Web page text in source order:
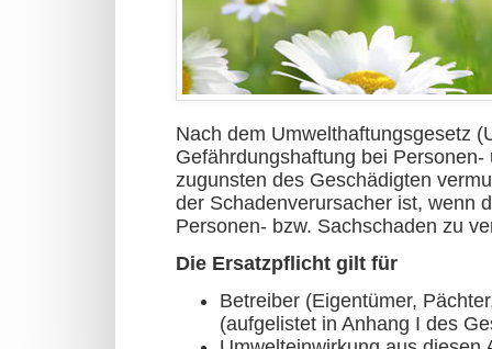
Nach dem Umwelthaftungsgesetz
Gefährdungshaftung bei
zugunsten des Geschädigten
der Schadenverursacher ist, wenn
Personen- bzw. Sachschaden zu
Die Ersatzpflicht gilt für
Betreiber (Eigentümer,
(aufgelistet in Anhang I des